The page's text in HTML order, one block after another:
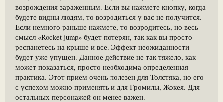
возрождения зараженным. Если вы нажмете кнопку, когда
будете видны людям, то возродиться у вас не получится.
Если немного раньше нажмете, то возродитесь, но весь
смысл «Rocket jump» будет потерян, так как вы просто
респанетесь на крыше и все. Эффект неожиданности
будет уже упущен. Данное действие не так тяжело, как
может показаться, просто необходима определенная
практика. Этот прием очень полезен для Толстяка, но его
с успехом можно применять и для Громилы, Жокея. Для
остальных персонажей он менее важен.